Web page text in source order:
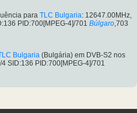
para TLC Bulgaria: 12647.00MHz,
PID:700[MPEG-4]/701 Búlgaro,703
Bulgaria (Bulgária) em DVB-S2 nos
SID:136 PID:700[MPEG-4]/701